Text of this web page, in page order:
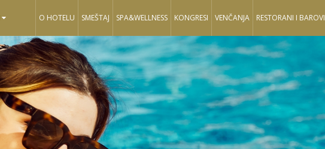
O HOTELU SMEŠTAJ SPA&WELLNESS KONGRESI VENČANJA RESTORANI I BAROVI